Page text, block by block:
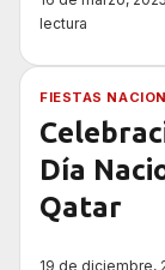
lectura
FIESTAS
Día
Qatar
19 de diciembre,